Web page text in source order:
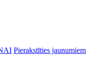
Pierakstīties jaunumiem